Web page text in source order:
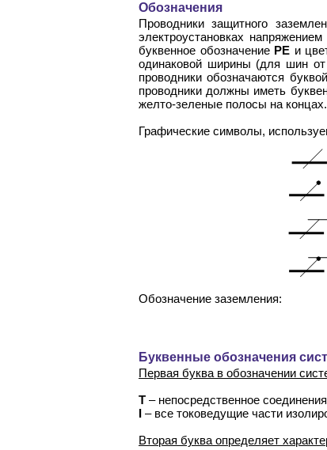
Обозначения
Проводники защитного
электроустановках
буквенное обозначение РЕ и
одинаковой ширины (для шин
проводники обозначаются буквой
проводники должны иметь
желто-зеленые полосы на
Графические символы,
Обозначение заземления:
Буквенные обозначения
Первая буква в обозначении
T – непосредственное
I – все токоведущие части
Вторая буква определяет